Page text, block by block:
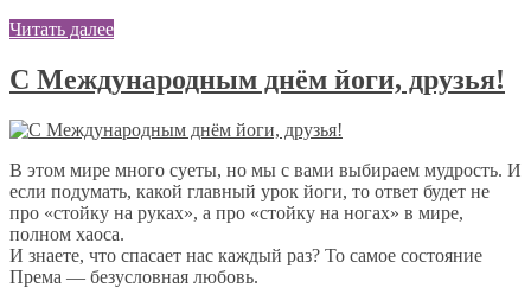
Читать далее
С Международным днём йоги, друзья!
В этом мире много суеты, но мы с вами выбираем мудрость. И
если подумать, какой главный урок йоги, то ответ будет не
про «стойку на руках», а про «стойку на ногах» в мире,
полном хаоса.
И знаете, что спасает нас каждый раз? То самое состояние
Према — безусловная любовь.